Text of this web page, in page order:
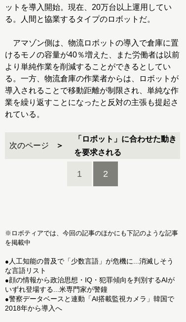
ットを導入開始。現在、20万台以上運用してい
る。人間と協業するタイプのロボットだ。
アマゾン側は、物流ロボットの導入で倉庫に置
けるモノの容量が40％増えた、また労働者は以前
より単純作業を削減することができるとしてい
る。一方、物流倉庫の作業者からは、ロボットが
導入されることで移動距離が制限され、単純な作
業を繰り返すことになったと反対の主張も提起さ
れている。
次のページ
「ロボット」に合わせた動き
を要求される
1 2
※ロボティアでは、今回の記事のほかにも下記のような記事
を掲載中
● 人工知能の普及で「少数言語」が危機に...消滅しそう
な言語リスト
●顔の情報から政治思想・IQ・犯罪傾向を判別するAIが
いずれ登場する...米専門家が警鐘
●警察データベースと連動「AI搭載監視カメラ」韓国で
2018年から導入へ